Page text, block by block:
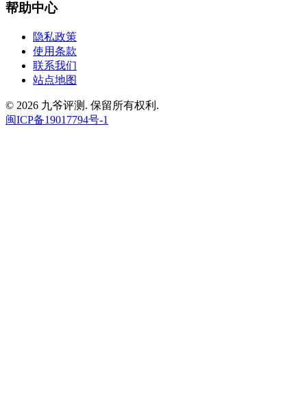
帮助中心
隐私政策
使用条款
联系我们
站点地图
© 2026 九爷评测. 保留所有权利.
闽ICP备19017794号-1